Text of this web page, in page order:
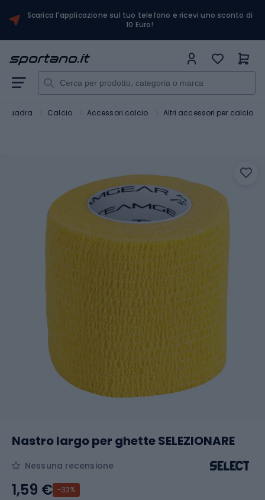
Scarica l'applicazione sul tuo telefono e ricevi uno sconto di
10 Euro!
Calcio Accessori calcio Altri accessori per calcio
Nastro largo per ghette SELEZIONARE
Nessuna recensione
1,59 € -33%